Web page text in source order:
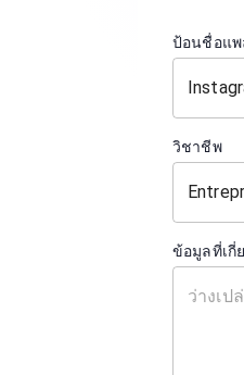
ป้อนชื่อแ
วิชาชีพ
ข้อมูลที่เกี่